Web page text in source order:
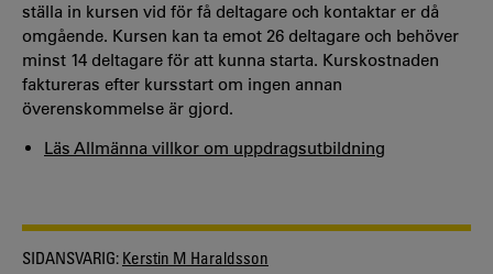
ställa in kursen vid för få deltagare och kontaktar er då
omgående. Kursen kan ta emot 26 deltagare och behöver
minst 14 deltagare för att kunna starta. Kurskostna­den
faktureras efter kursstart om ingen annan
överenskommelse är gjord.
Läs Allmänna villkor om uppdragsutbildning
SIDANSVARIG: Kerstin M Haraldsson